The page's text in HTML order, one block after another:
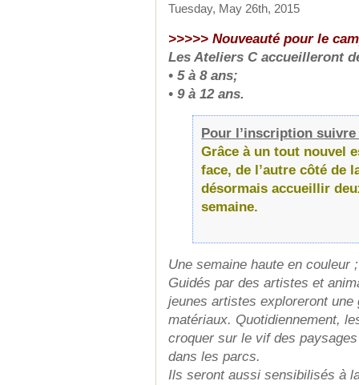
Tuesday, May 26th, 2015
>>>>> Nouveauté pour le
Les Ateliers C accueilleront
• 5 à 8 ans;
• 9 à 12 ans.
Pour l’inscription suivre
Grâce à un tout nouvel
face, de l’autre côté de
désormais accueillir
semaine.
Une semaine haute en
Guidés par des artistes et
jeunes artistes exploreront
matériaux. Quotidiennement,
croquer sur le vif des
dans les parcs.
Ils seront aussi sensibilisés à